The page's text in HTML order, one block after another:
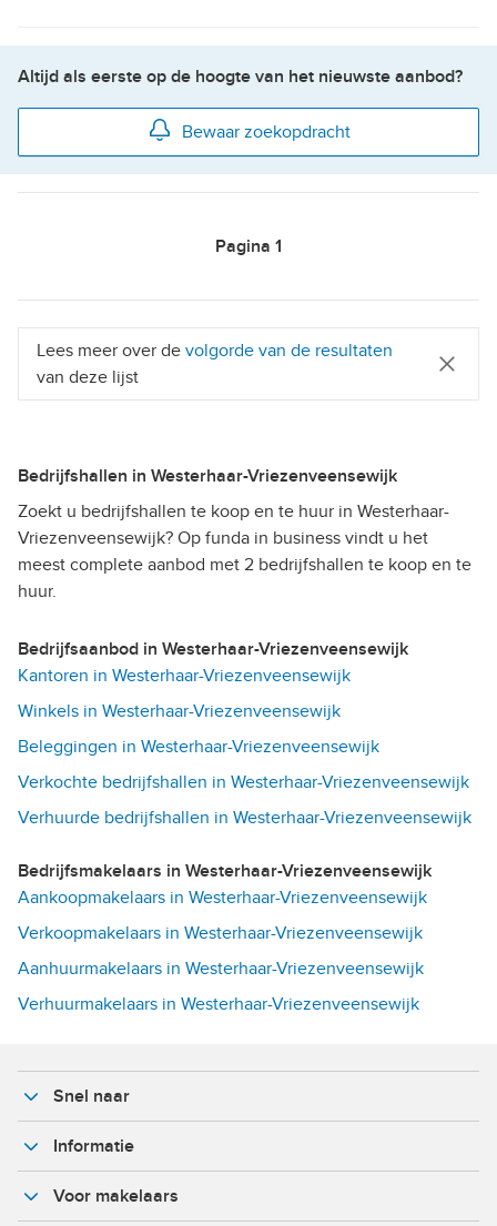
Altijd als eerste op de hoogte van het nieuwste aanbod?
Bewaar zoekopdracht
Pagina 1
Lees meer over de volgorde van de resultaten
van deze lijst
Bedrijfshallen in Westerhaar-Vriezenveensewijk
Zoekt u bedrijfshallen te koop en te huur in Westerhaar-
Vriezenveensewijk? Op funda in business vindt u het
meest complete aanbod met 2 bedrijfshallen te koop en te
huur.
Bedrijfsaanbod in Westerhaar-Vriezenveensewijk
Kantoren in Westerhaar-Vriezenveensewijk
Winkels in Westerhaar-Vriezenveensewijk
Beleggingen in Westerhaar-Vriezenveensewijk
Verkochte bedrijfshallen in Westerhaar-Vriezenveensewijk
Verhuurde bedrijfshallen in Westerhaar-Vriezenveensewijk
Bedrijfsmakelaars in Westerhaar-Vriezenveensewijk
Aankoopmakelaars in Westerhaar-Vriezenveensewijk
Verkoopmakelaars in Westerhaar-Vriezenveensewijk
Aanhuurmakelaars in Westerhaar-Vriezenveensewijk
Verhuurmakelaars in Westerhaar-Vriezenveensewijk
Snel naar
Informatie
Voor makelaars